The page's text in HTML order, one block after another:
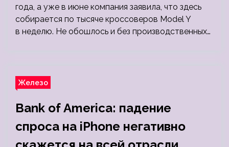
года, а уже в июне компания заявила, что здесь
собирается по тысяче кроссоверов Model Y
в неделю. Не обошлось и без производственных…
Железо
Bank of America: падение
спроса на iPhone негативно